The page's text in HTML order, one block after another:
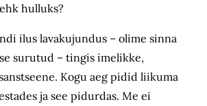
hulluks?
ilus lavakujundus – olime sinna
surutud – tingis imelikke,
Kogu aeg pidid liikuma
ja see pidurdas. Me ei